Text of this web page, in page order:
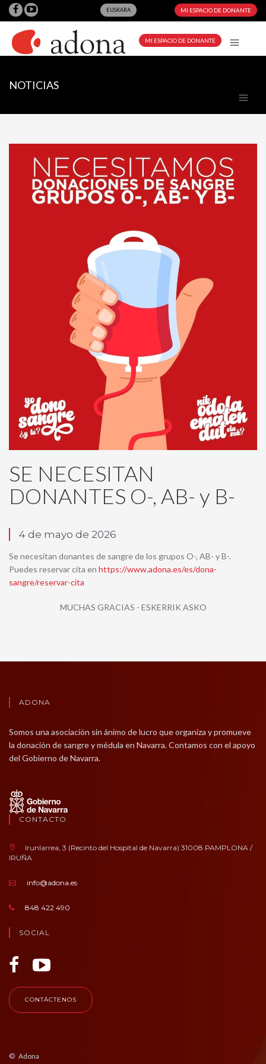
EUSKARA MI ESPACIO DE DONANTE
MI ESPACIO DE DONANTE
NOTICIAS
SE NECESITAN
DONANTES O-, AB- y B-
4 de mayo de 2026
Se necesitan donantes de sangre de los grupos O-, AB- y B-.
Puedes reservar cita en https://www.adona.es/es/dona-
sangre/reservar-cita
MUCHAS GRACIAS - ESKERRIK ASKO
ADONA
Somos una asociación sin ánimo de lucro que organiza y promueve
la donación de sangre y médula en Navarra. Contamos con el apoyo
del Gobierno de Navarra.
CONTACTO
Irunlarrea, 3 (Recinto del Hospital de Navarra) 31008 PAMPLONA /
IRUÑA
info@adona.es
848 422 490
SOCIAL
CONTÁCTENOS
© Adona